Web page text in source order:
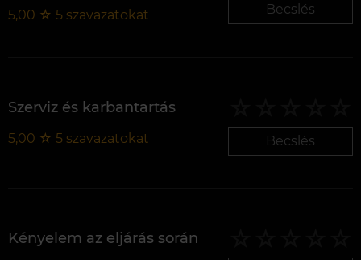
5,00 ☆ 5 szavazatokat Becslés
Szerviz és karbantartás
5,00 ☆ 5 szavazatokat Becslés
Kényelem az eljárás során